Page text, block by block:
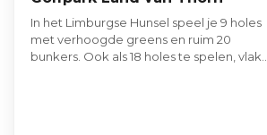
In het Limburgse Hunsel speel je 9 holes
met verhoogde greens en ruim 20
bunkers. Ook als 18 holes te spelen, vlak